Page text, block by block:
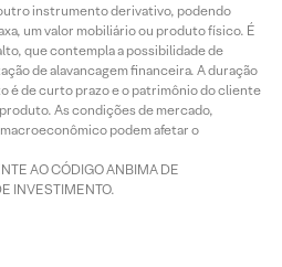
instrumento derivativo, podendo
um valor mobiliário ou produto físico. É
que contempla a possibilidade de
de alavancagem financeira. A duração
é de curto prazo e o patrimônio do cliente
As condições de mercado,
podem afetar o
AO CÓDIGO ANBIMA DE
INVESTIMENTO.